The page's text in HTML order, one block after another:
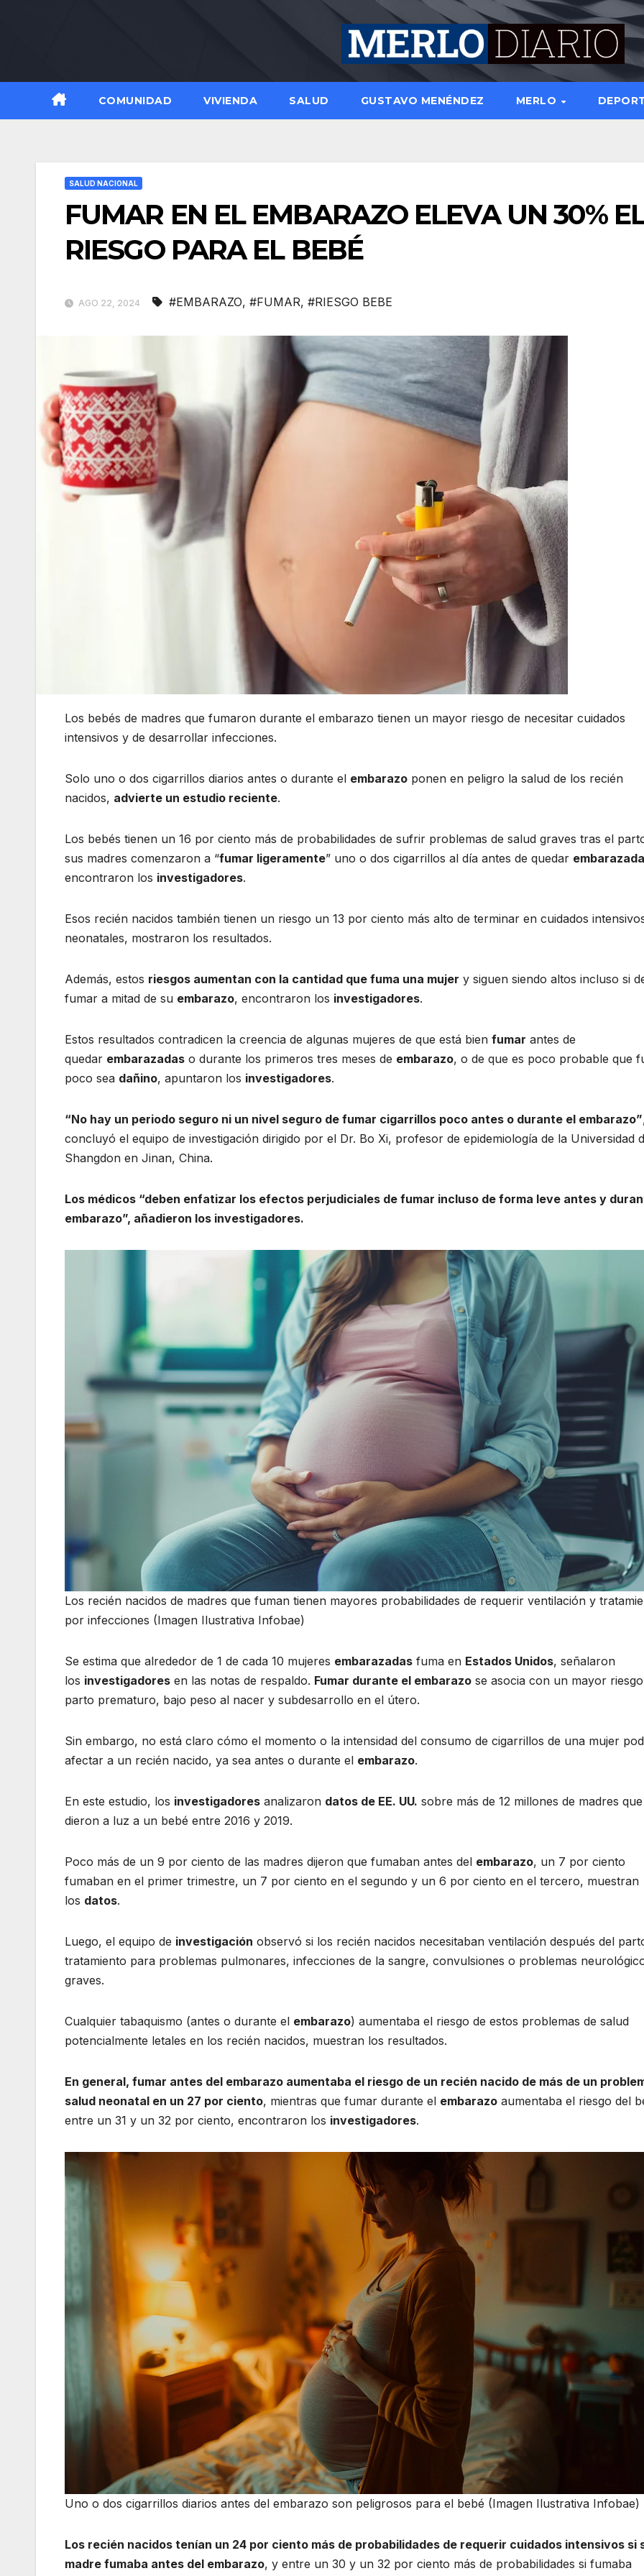
COMUNIDAD VIVIENDA SALUD GUSTAVO MENÉNDEZ MERLO
SALUD NACIONAL
FUMAR EN EL EMBARAZO ELEVA UN 30%
RIESGO PARA EL BEBÉ
AGO 22, 2024 #EMBARAZO, #FUMAR, #RIESGO BEBE
Los bebés de madres que fumaron durante el embarazo tienen un mayor riesgo de necesitar cuidados
intensivos y de desarrollar infecciones.
Solo uno o dos cigarrillos diarios antes o durante el embarazo ponen en peligro la salud de los recién
nacidos, advierte un estudio reciente.
Los bebés tienen un 16 por ciento más de probabilidades de sufrir problemas de salud graves tras el
sus madres comenzaron a “fumar ligeramente” uno o dos cigarrillos al día antes de quedar
encontraron los investigadores.
Esos recién nacidos también tienen un riesgo un 13 por ciento más alto de terminar en cuidados
neonatales, mostraron los resultados.
Además, estos riesgos aumentan con la cantidad que fuma una mujer y siguen siendo altos incluso si
fumar a mitad de su embarazo, encontraron los investigadores.
Estos resultados contradicen la creencia de algunas mujeres de que está bien fumar antes de
quedar embarazadas o durante los primeros tres meses de embarazo, o de que es poco probable que
poco sea dañino, apuntaron los investigadores.
“No hay un periodo seguro ni un nivel seguro de fumar cigarrillos poco antes o durante el embarazo”
concluyó el equipo de investigación dirigido por el Dr. Bo Xi, profesor de epidemiología de la Universidad
Shangdon en Jinan, China.
Los médicos “deben enfatizar los efectos perjudiciales de fumar incluso de forma leve antes y
embarazo”, añadieron los investigadores.
Los recién nacidos de madres que fuman tienen mayores probabilidades de requerir ventilación y
por infecciones (Imagen Ilustrativa Infobae)
Se estima que alrededor de 1 de cada 10 mujeres embarazadas fuma en Estados Unidos, señalaron
los investigadores en las notas de respaldo. Fumar durante el embarazo se asocia con un mayor
parto prematuro, bajo peso al nacer y subdesarrollo en el útero.
Sin embargo, no está claro cómo el momento o la intensidad del consumo de cigarrillos de una mujer
afectar a un recién nacido, ya sea antes o durante el embarazo.
En este estudio, los investigadores analizaron datos de EE. UU. sobre más de 12 millones de madres que
dieron a luz a un bebé entre 2016 y 2019.
Poco más de un 9 por ciento de las madres dijeron que fumaban antes del embarazo, un 7 por ciento
fumaban en el primer trimestre, un 7 por ciento en el segundo y un 6 por ciento en el tercero, muestran
los datos.
Luego, el equipo de investigación observó si los recién nacidos necesitaban ventilación después del
tratamiento para problemas pulmonares, infecciones de la sangre, convulsiones o problemas
graves.
Cualquier tabaquismo (antes o durante el embarazo) aumentaba el riesgo de estos problemas de salud
potencialmente letales en los recién nacidos, muestran los resultados.
En general, fumar antes del embarazo aumentaba el riesgo de un recién nacido de más de un
salud neonatal en un 27 por ciento, mientras que fumar durante el embarazo aumentaba el riesgo del
entre un 31 y un 32 por ciento, encontraron los investigadores.
Uno o dos cigarrillos diarios antes del embarazo son peligrosos para el bebé (Imagen Ilustrativa Infobae)
Los recién nacidos tenían un 24 por ciento más de probabilidades de requerir cuidados intensivos si
madre fumaba antes del embarazo, y entre un 30 y un 32 por ciento más de probabilidades si fumaba